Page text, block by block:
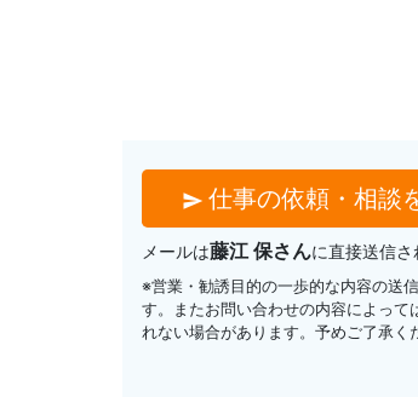
send 仕事の依頼・相談
メールは藤江 保さんに直接送信さ
※営業・勧誘目的の一歩的な内容の送
す。またお問い合わせの内容によって
れない場合があります。予めご了承く